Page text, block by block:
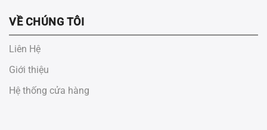
VỀ CHÚNG TÔI
Liên Hệ
Giới thiệu
Hệ thống cửa hàng